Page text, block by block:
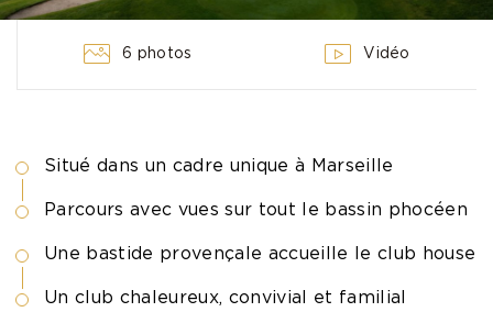
6 photos Vidéo
Situé dans un cadre unique à Marseille
Parcours avec vues sur tout le bassin phocéen
Une bastide provençale accueille le club house
Un club chaleureux, convivial et familial